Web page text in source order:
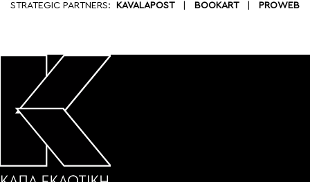
STRATEGIC PARTNERS: KAVALAPOST| BOOKART| PROWEB